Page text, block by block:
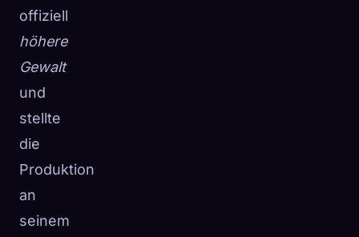
offiziell
höhere
Gewalt
und
stellte
die
Produktion
an
seinem